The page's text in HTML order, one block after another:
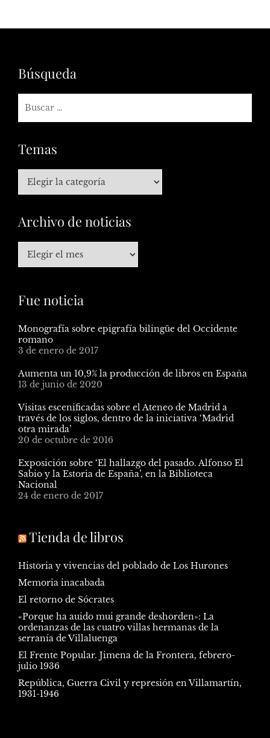
Búsqueda
Temas
Archivo de noticias
Fue noticia
Monografía sobre epigrafía bilingüe del Occidente
romano
3 de enero de 2017
Aumenta un 10,9% la producción de libros en España
13 de junio de 2020
Visitas escenificadas sobre el Ateneo de Madrid a
través de los siglos, dentro de la iniciativa ‘Madrid
otra mirada’
20 de octubre de 2016
Exposición sobre ‘El hallazgo del pasado. Alfonso El
Sabio y la Estoria de España’, en la Biblioteca
Nacional
24 de enero de 2017
Tienda de libros
Historia y vivencias del poblado de Los Hurones
Memoria inacabada
El retorno de Sócrates
«Porque ha auido mui grande deshorden»: La
ordenanzas de las cuatro villas hermanas de la
serranía de Villaluenga
El Frente Popular. Jimena de la Frontera, febrero-
julio 1936
República, Guerra Civil y represión en Villamartín,
1931-1946